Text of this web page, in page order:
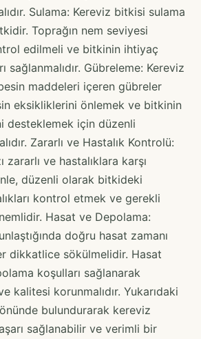
Sulama: Kereviz bitkisi sulama
Toprağın nem seviyesi
edilmeli ve bitkinin ihtiyaç
sağlanmalıdır. Gübreleme: Kereviz
maddeleri içeren gübreler
eksikliklerini önlemek ve bitkinin
desteklemek için düzenli
Zararlı ve Hastalık Kontrolü:
zararlı ve hastalıklara karşı
düzenli olarak bitkideki
kontrol etmek ve gerekli
Hasat ve Depolama:
doğru hasat zamanı
dikkatlice sökülmelidir. Hasat
koşulları sağlanarak
kalitesi korunmalıdır. Yukarıdaki
bulundurarak kereviz
sağlanabilir ve verimli bir